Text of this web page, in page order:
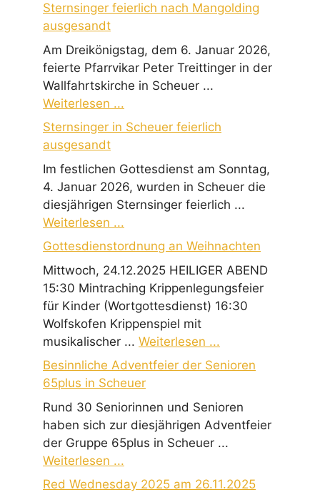
Sternsinger feierlich nach Mangolding
ausgesandt
Am Dreikönigstag, dem 6. Januar 2026,
feierte Pfarrvikar Peter Treittinger in der
Wallfahrtskirche in Scheuer ...
Weiterlesen ...
Sternsinger in Scheuer feierlich
ausgesandt
Im festlichen Gottesdienst am Sonntag,
4. Januar 2026, wurden in Scheuer die
diesjährigen Sternsinger feierlich ...
Weiterlesen ...
Gottesdienstordnung an Weihnachten
Mittwoch, 24.12.2025 HEILIGER ABEND
15:30 Mintraching Krippenlegungsfeier
für Kinder (Wortgottesdienst) 16:30
Wolfskofen Krippenspiel mit
musikalischer ... Weiterlesen ...
Besinnliche Adventfeier der Senioren
65plus in Scheuer
Rund 30 Seniorinnen und Senioren
haben sich zur diesjährigen Adventfeier
der Gruppe 65plus in Scheuer ...
Weiterlesen ...
Red Wednesday 2025 am 26.11.2025